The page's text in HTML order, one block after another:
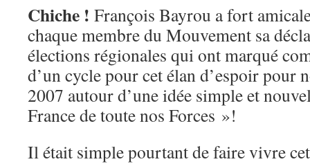
Chiche ! François Bayrou a fort
chaque membre du Mouvement sa
élections régionales qui ont marqué
d’un cycle pour cet élan d’espoir pour
2007 autour d’une idée simple et
France de toute nos Forces »!
Il était simple pourtant de faire vivre